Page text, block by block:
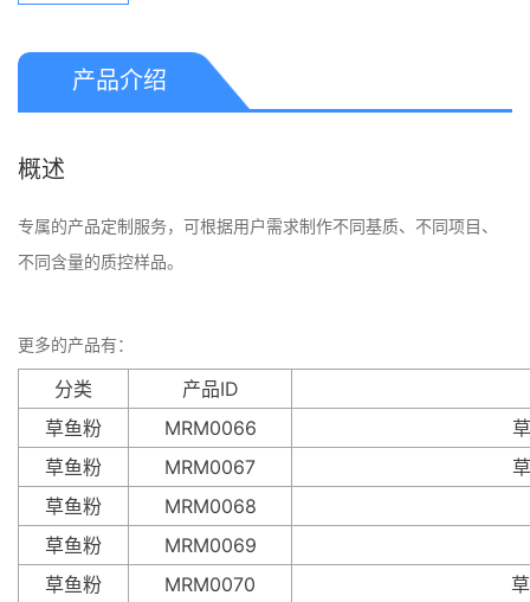
产品介绍
概述
专属的产品定制服务，可根据用户需求制作不同基质、不同项目、
不同含量的质控样品。
更多的产品有：
分类
产品ID
草鱼粉
MRM0066
草鱼粉
MRM0067
草鱼粉
MRM0068
草鱼粉
MRM0069
草鱼粉
MRM0070